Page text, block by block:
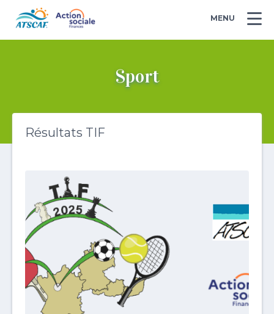
MENU
Sport
Résultats TIF